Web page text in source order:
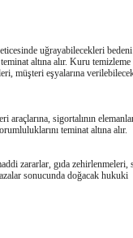
uğrayabilecekleri
altına alır. Kuru temizleme
müşteri eşyalarına
araçlarına, sigortalının
teminat altına alır.
zararlar, gıda zehirlenmeleri,
sonucunda doğacak hukuki